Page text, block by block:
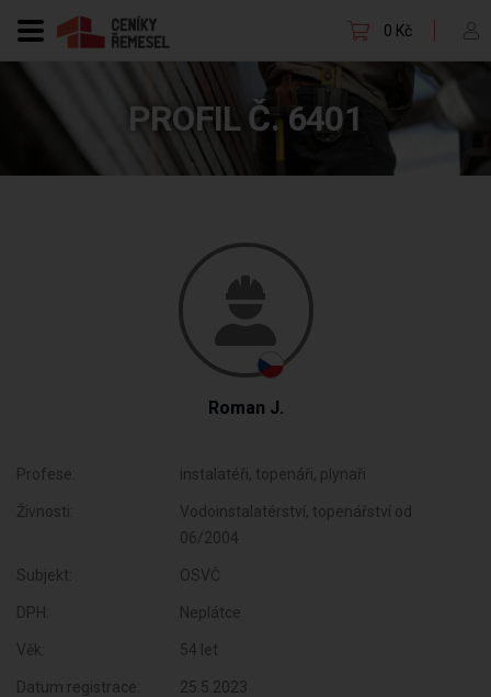
0 Kč
PROFIL Č. 6401
Roman J.
Profese: instalatéři, topenáři, plynaři
Živnosti:
Vodoinstalatérství, topenářství od
06/2004
Subjekt: OSVČ
DPH: Neplátce
Věk: 54 let
Datum registrace: 25.5.2023